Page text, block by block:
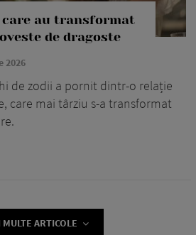
au transformat
de dragoste
2026
de zodii a pornit dintr-o relație
care mai târziu s-a transformat
MULTE ARTICOLE